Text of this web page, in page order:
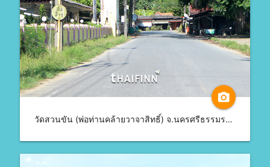
camera_alt
วัดสวนขัน (พ่อท่านคล้ายวาจาสิทธิ์) จ.นครศรีธรรมราช